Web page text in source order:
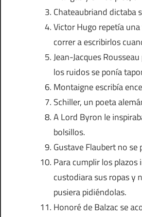
Chateaubriand dictaba
Victor Hugo repetía
correr a escribirlos
Jean-Jacques
los ruidos se ponía
Montaigne escribía
Schiller, un poeta
A Lord Byron le
bolsillos.
Gustave Flaubert no
Para cumplir los
custodiara sus ropas y
pusiera pidiéndolas.
Honoré de Balzac se